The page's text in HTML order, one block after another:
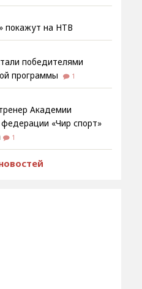
покажут на НТВ
победителями
программы
1
Академии
«Чир спорт»
1